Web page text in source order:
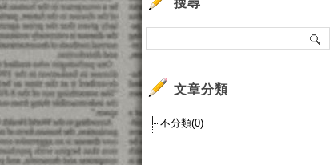
搜尋
文章分類
不分類(0)